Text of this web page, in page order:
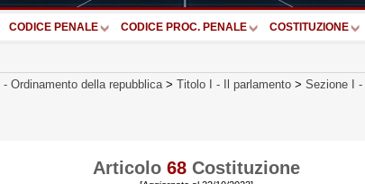
CODICE PENALE CODICE PROC. PENALE COSTITUZIONE
- Ordinamento della repubblica > Titolo I - Il parlamento > Sezione I -
Articolo 68 Costituzione